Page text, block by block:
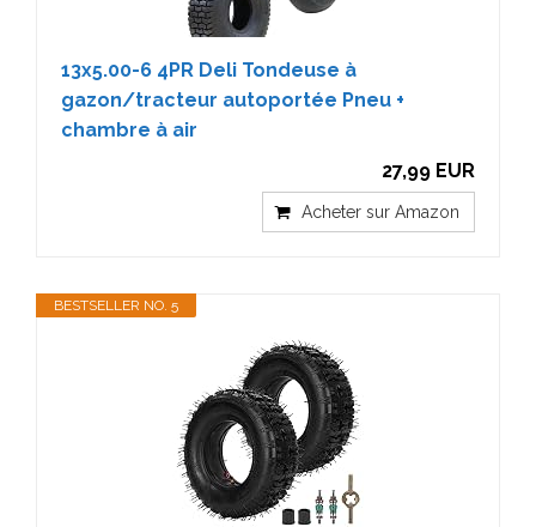
13x5.00-6 4PR Deli Tondeuse à
gazon/tracteur autoportée Pneu +
chambre à air
27,99 EUR
Acheter sur Amazon
BESTSELLER NO. 5